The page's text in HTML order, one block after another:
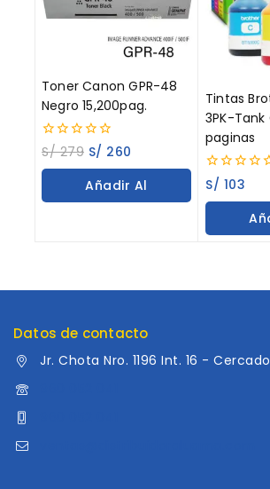
Toner Canon GPR-48
Negro 15,200pag.
0
out
of
S/279 S/ 260
Añadir Al
Tintas
3PK-Tank
paginas
0
out
of
S/ 103
Datos de contacto
Jr. Chota Nro. 1196 Int. 16 -